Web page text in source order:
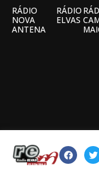
RÁDIO
NOVA
ANTENA
RÁDIO
ELVAS